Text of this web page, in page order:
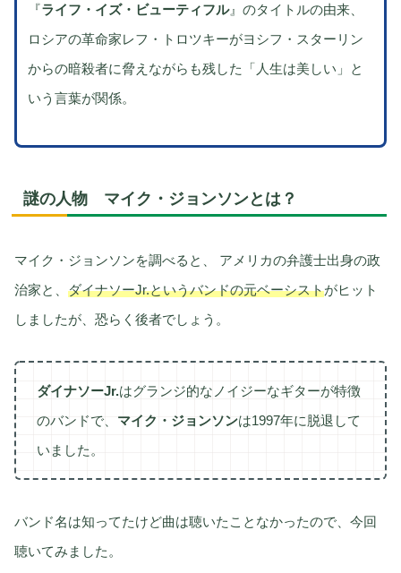
『ライフ・イズ・ビューティフル』のタイトルの由来、
ロシアの革命家レフ・トロツキーがヨシフ・スターリン
からの暗殺者に脅えながらも残した「人生は美しい」と
いう言葉が関係。
謎の人物 マイク・ジョンソンとは？
マイク・ジョンソンを調べると、 アメリカの弁護士出身の政
治家と、 ダイナソーJr.というバンドの元ベーシストがヒット
しましたが、恐らく後者でしょう。
ダイナソーJr.はグランジ的なノイジーなギターが特徴
のバンドで、 マイク・ジョンソンは1997年に脱退して
いました。
バンド名は知ってたけど曲は聴いたことなかったので、今回
聴いてみました。